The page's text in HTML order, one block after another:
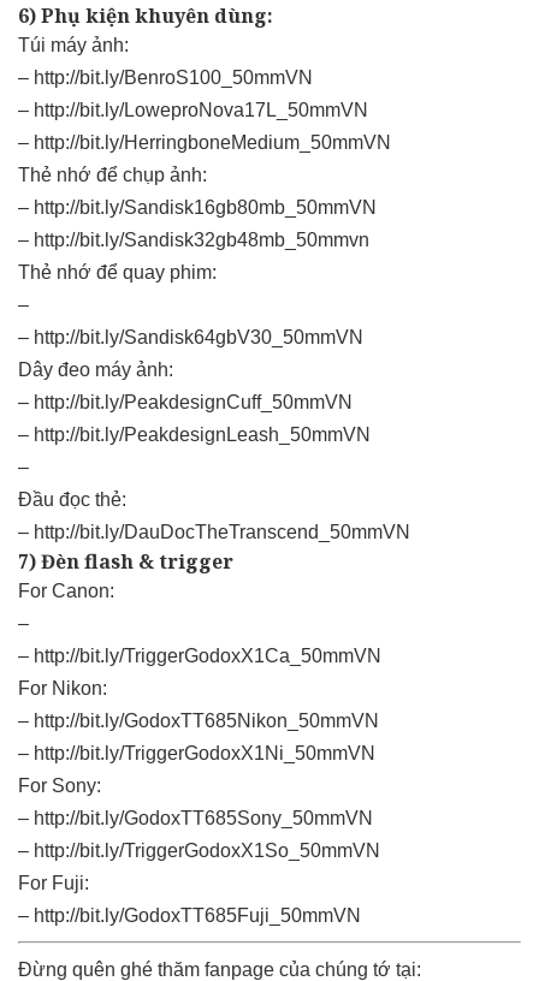
6) Phụ kiện khuyên dùng:
Túi máy ảnh:
– http://bit.ly/BenroS100_50mmVN
– http://bit.ly/LoweproNova17L_50mmVN
– http://bit.ly/HerringboneMedium_50mmVN
Thẻ nhớ để chụp ảnh:
– http://bit.ly/Sandisk16gb80mb_50mmVN
– http://bit.ly/Sandisk32gb48mb_50mmvn
Thẻ nhớ để quay phim:
–
– http://bit.ly/Sandisk64gbV30_50mmVN
Dây đeo máy ảnh:
– http://bit.ly/PeakdesignCuff_50mmVN
– http://bit.ly/PeakdesignLeash_50mmVN
–
Đầu đọc thẻ:
– http://bit.ly/DauDocTheTranscend_50mmVN
7) Đèn flash & trigger
For Canon:
–
– http://bit.ly/TriggerGodoxX1Ca_50mmVN
For Nikon:
– http://bit.ly/GodoxTT685Nikon_50mmVN
– http://bit.ly/TriggerGodoxX1Ni_50mmVN
For Sony:
– http://bit.ly/GodoxTT685Sony_50mmVN
– http://bit.ly/TriggerGodoxX1So_50mmVN
For Fuji:
– http://bit.ly/GodoxTT685Fuji_50mmVN
Đừng quên ghé thăm fanpage của chúng tớ tại: